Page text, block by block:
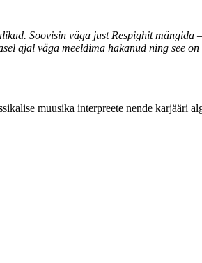
Soovisin väga just Respighit
ajal väga meeldima hakanud ning see
muusika interpreete nende karjääri